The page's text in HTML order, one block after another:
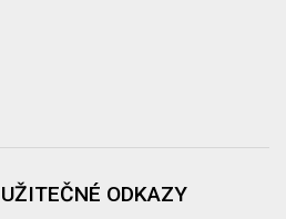
UŽITEČNÉ ODKAZY